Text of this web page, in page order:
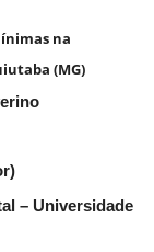
na
(MG)
– Universidade